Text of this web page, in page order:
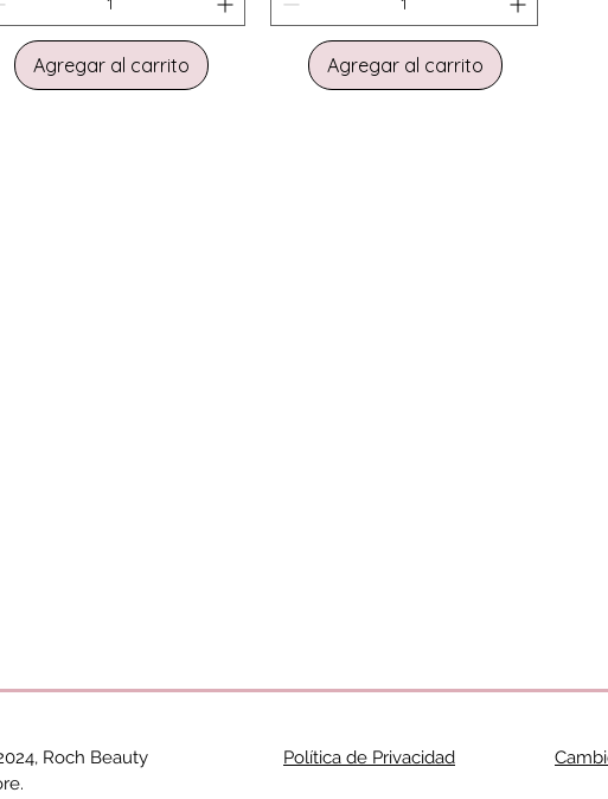
Agregar al carrito Agregar al carrito
Roch Beauty
Política de Privacidad